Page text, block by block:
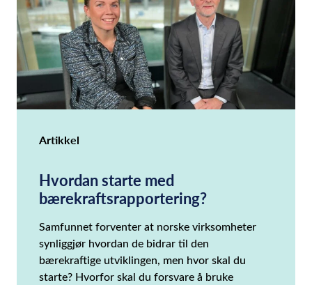
Artikkel
Hvordan starte med
bærekraftsrapportering?
Samfunnet forventer at norske virksomheter
synliggjør hvordan de bidrar til den
bærekraftige utviklingen, men hvor skal du
starte? Hvorfor skal du forsvare å bruke